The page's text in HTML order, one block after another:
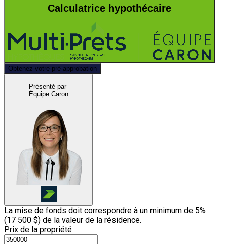
Calculatrice hypothécaire
Obtenez votre pré-approbation
Présenté par
Équipe Caron
La mise de fonds doit correspondre à un minimum de 5%
(17 500 $) de la valeur de la résidence.
Prix de la propriété